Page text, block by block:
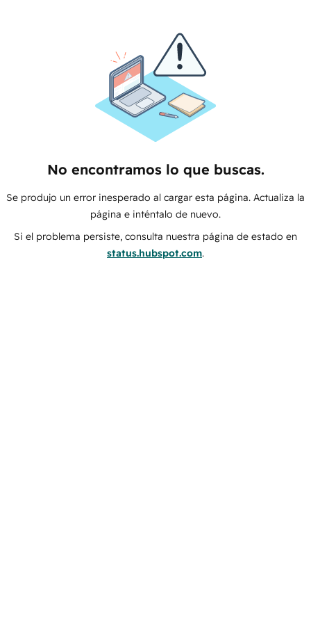
No encontramos lo que buscas.
Se produjo un error inesperado al cargar esta página. Actualiza la
página e inténtalo de nuevo.
Si el problema persiste, consulta nuestra página de estado en
status.hubspot.com.